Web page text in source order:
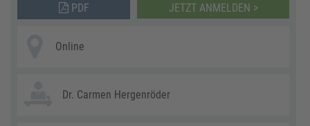
PDF
JETZT ANMELDEN >
Online
Dr. Carmen Hergenröder